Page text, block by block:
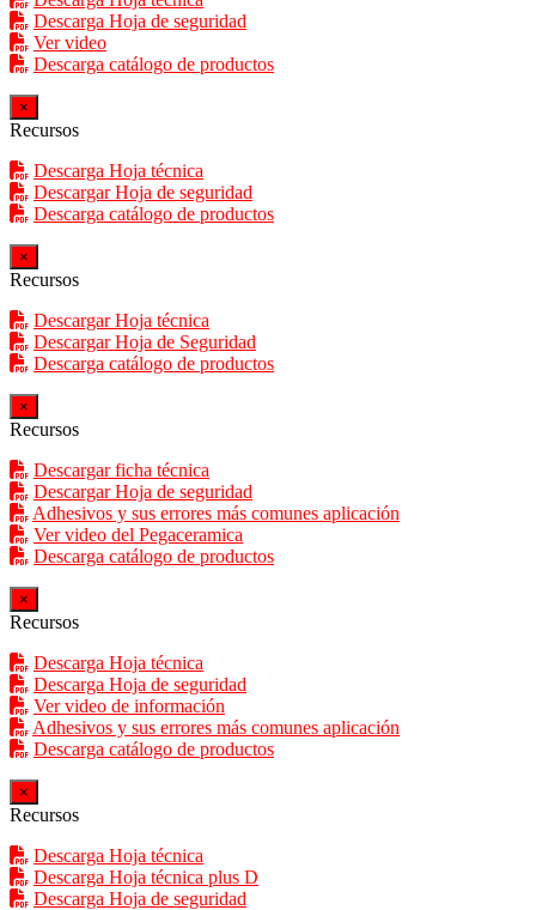
Descarga Hoja de seguridad
Ver video
Descarga catálogo de productos
×
Recursos
Descarga Hoja técnica
Descargar Hoja de seguridad
Descarga catálogo de productos
×
Recursos
Descargar Hoja técnica
Descargar Hoja de Seguridad
Descarga catálogo de productos
×
Recursos
Descargar ficha técnica
Descargar Hoja de seguridad
Adhesivos y sus errores más comunes aplicación
Ver video del Pegaceramica
Descarga catálogo de productos
×
Recursos
Descarga Hoja técnica
Descarga Hoja de seguridad
Ver video de información
Adhesivos y sus errores más comunes aplicación
Descarga catálogo de productos
×
Recursos
Descarga Hoja técnica
Descarga Hoja técnica plus D
Descarga Hoja de seguridad